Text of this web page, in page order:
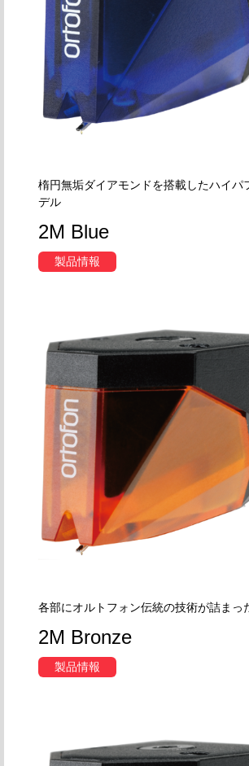
楕円無垢ダイアモンドを搭載したハイパ
デル
2M Blue
製品情報
各部にオルトフォン伝統の技術が詰まっ
2M Bronze
製品情報